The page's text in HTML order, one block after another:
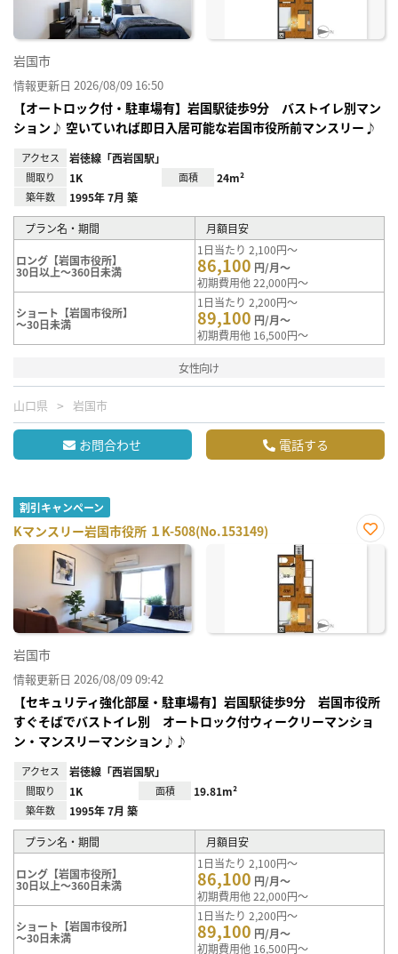
岩国市
情報更新日 2026/08/09 16:50
【オートロック付・駐車場有】岩国駅徒歩9分 バストイレ別マン
ション♪ 空いていれば即日入居可能な岩国市役所前マンスリー♪
アクセス 岩徳線「西岩国駅」
間取り 1K 面積 24m²
築年数 1995年 7月 築
プラン名・期間 月額目安
ロング【岩国市役所】
30日以上～360日未満
1日当たり 2,100円～
86,100 円/月～
初期費用他 22,000円～
ショート【岩国市役所】
～30日未満
1日当たり 2,200円～
89,100 円/月～
初期費用他 16,500円～
女性向け
山口県 岩国市
お問合わせ 電話する
割引キャンペーン
Kマンスリー岩国市役所 １K-508(No.153149)
お気
岩国市
情報更新日 2026/08/09 09:42
【セキュリティ強化部屋・駐車場有】岩国駅徒歩9分 岩国市役所
すぐそばでバストイレ別 オートロック付ウィークリーマンショ
ン・マンスリーマンション♪♪
アクセス 岩徳線「西岩国駅」
間取り 1K 面積 19.81m²
築年数 1995年 7月 築
プラン名・期間 月額目安
ロング【岩国市役所】
30日以上～360日未満
1日当たり 2,100円～
86,100 円/月～
初期費用他 22,000円～
ショート【岩国市役所】
～30日未満
1日当たり 2,200円～
89,100 円/月～
初期費用他 16,500円～